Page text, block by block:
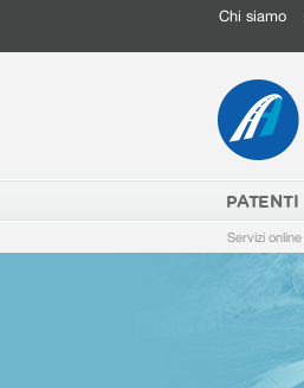
Chi siamo
PATENTI
Servizi online